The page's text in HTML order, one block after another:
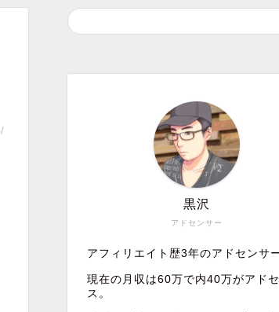
/
アドセンサー
黒沢
アフィリエイト歴3年のアドセンサー
現在の月収は60万で内40万がアド
ス。